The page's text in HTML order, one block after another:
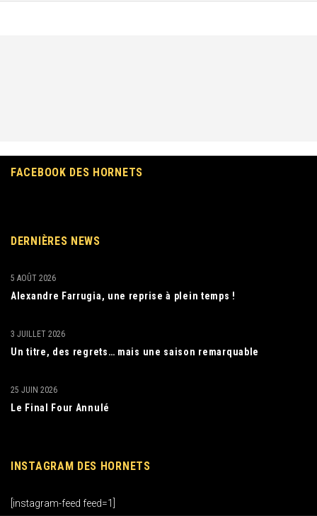
FACEBOOK DES HORNETS
DERNIÈRES NEWS
Alexandre Farrugia, une reprise à plein temps !
5 AOÛT 2026
Un titre, des regrets… mais une saison remarquable
3 JUILLET 2026
Le Final Four Annulé
25 JUIN 2026
INSTAGRAM DES HORNETS
[instagram-feed feed=1]